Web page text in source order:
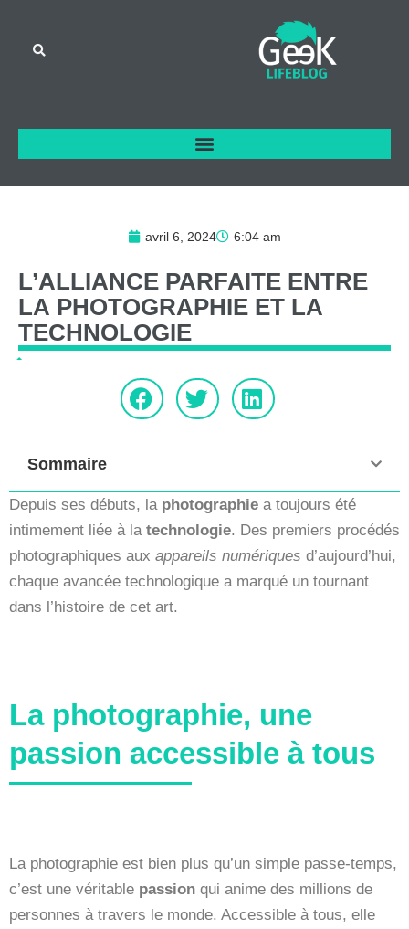
avril 6, 2024 6:04 am
L’ALLIANCE PARFAITE ENTRE
LA PHOTOGRAPHIE ET LA
TECHNOLOGIE
Sommaire
Depuis ses débuts, la photographie a toujours été
intimement liée à la technologie. Des premiers procédés
photographiques aux appareils numériques d’aujourd’hui,
chaque avancée technologique a marqué un tournant
dans l’histoire de cet art.
La photographie, une
passion accessible à tous
La photographie est bien plus qu’un simple passe-temps,
c’est une véritable passion qui anime des millions de
personnes à travers le monde. Accessible à tous, elle